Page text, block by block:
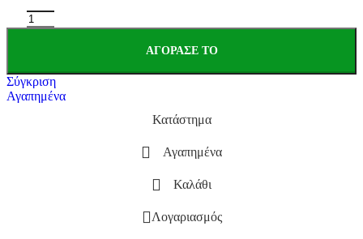
ΑΓΌΡΑΣΕ ΤΟ
Σύγκριση
Αγαπημένα
Κατάστημα
Αγαπημένα
Καλάθι
Λογαριασμός